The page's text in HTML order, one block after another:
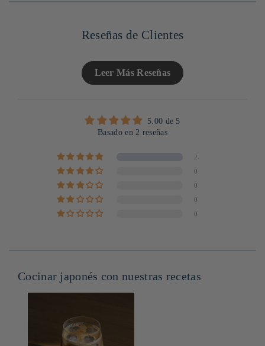
UNITAIRE
Reseñas de Clientes
Leer Más Reseñas
5.00 de 5
Basado en 2 reseñas
2
0
0
0
0
Cocinar japonés con nuestras recetas